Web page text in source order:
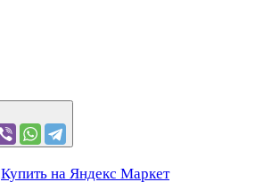
Купить на Яндекс Маркет